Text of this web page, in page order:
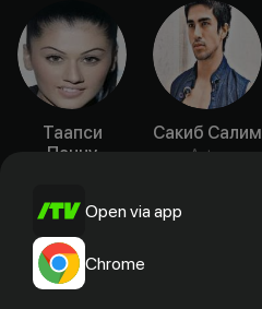
Таапси
Панну
Сакиб Салим
Actor
Open via app
Chrome